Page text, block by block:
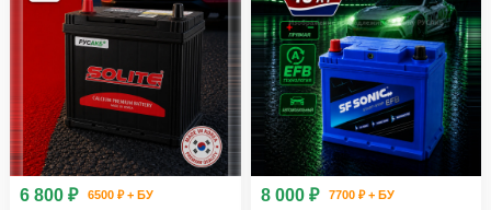
6 800 ₽
6500 ₽ + БУ
8 000 ₽
7700 ₽ + БУ